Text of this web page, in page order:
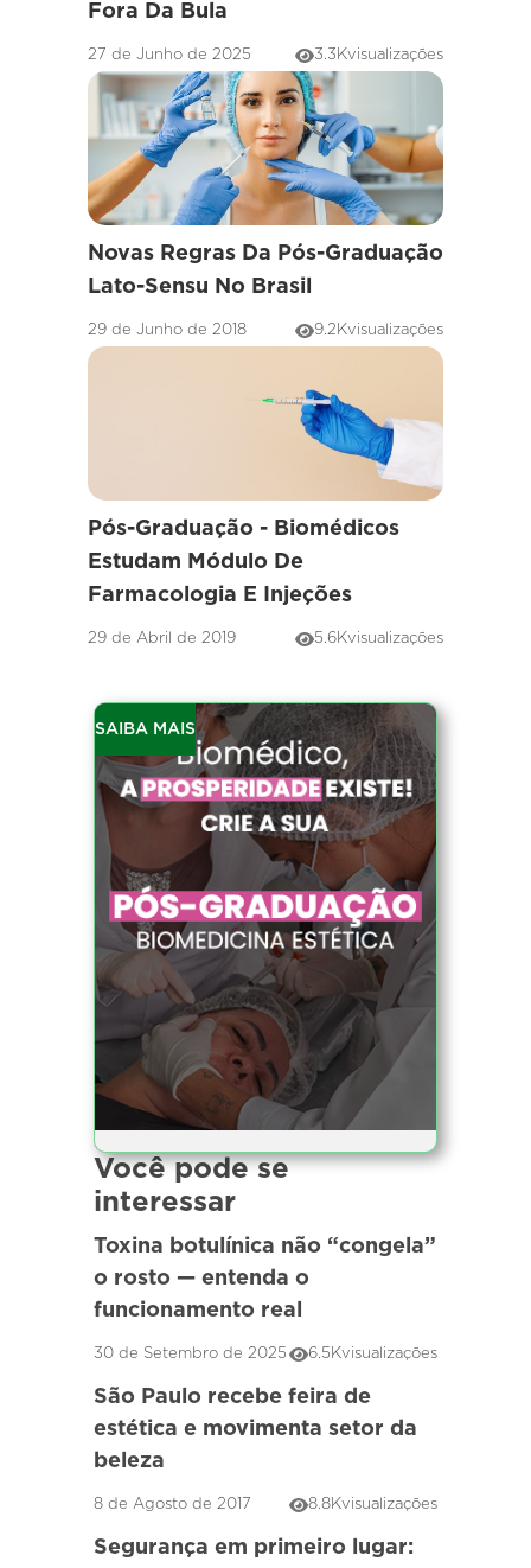
Fora Da Bula
27 de Junho de 2025 3.3Kvisualizações
Novas Regras Da Pós-Graduação
Lato-Sensu No Brasil
29 de Junho de 2018 9.2Kvisualizações
Pós-Graduação - Biomédicos
Estudam Módulo De
Farmacologia E Injeções
29 de Abril de 2019 5.6Kvisualizações
SAIBA MAIS
Você pode se
interessar
Toxina botulínica não “congela”
o rosto — entenda o
funcionamento real
30 de Setembro de 2025 6.5Kvisualizações
São Paulo recebe feira de
estética e movimenta setor da
beleza
8 de Agosto de 2017 8.8Kvisualizações
Segurança em primeiro lugar: